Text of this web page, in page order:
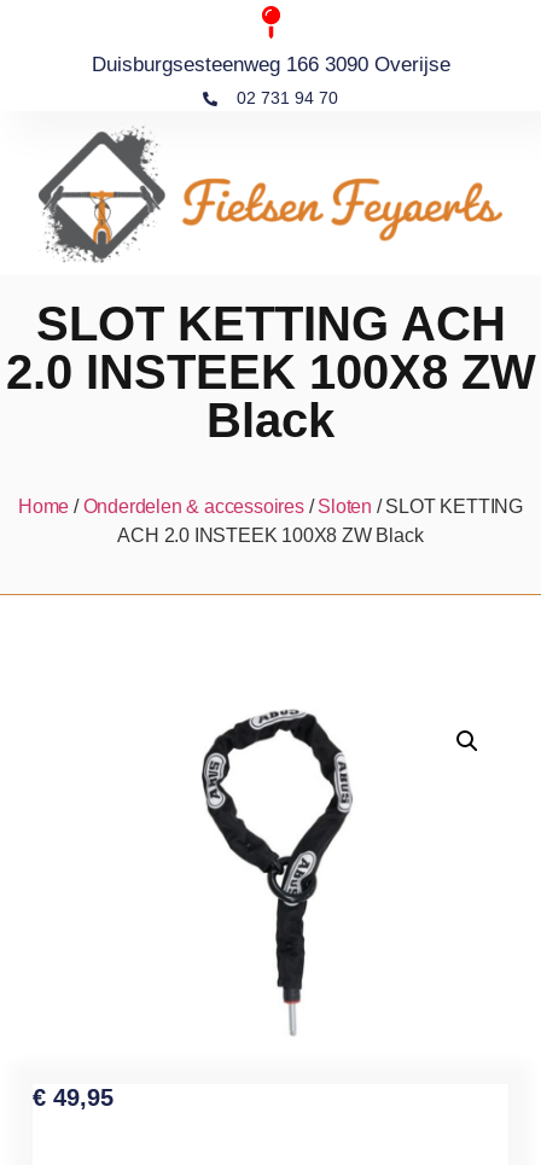
Duisburgsesteenweg 166 3090 Overijse
02 731 94 70
SLOT KETTING ACH
2.0 INSTEEK 100X8 ZW
Black
Home /Onderdelen & accessoires/Sloten / SLOT KETTING
ACH 2.0 INSTEEK 100X8 ZW Black
€49,95